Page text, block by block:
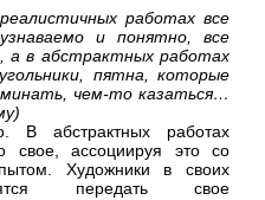
работах все
и понятно, все
а в абстрактных работах
пятна, которые
чем-то казаться…
В абстрактных работах
свое, ассоциируя это со
Художники в своих
передать свое